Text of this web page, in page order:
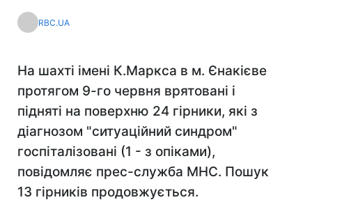
RBC.UA
На шахті імені К.Маркса в м. Єнакієве
протягом 9-го червня врятовані і
підняті на поверхню 24 гірники, які з
діагнозом "ситуаційний синдром"
госпіталізовані (1 - з опіками),
повідомляє прес-служба МНС. Пошук
13 гірників продовжується.